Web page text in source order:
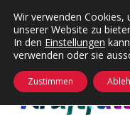
24
Wir verwenden
unserer Website zu
In den Einstellungen
verwenden oder sie
Zustimmen